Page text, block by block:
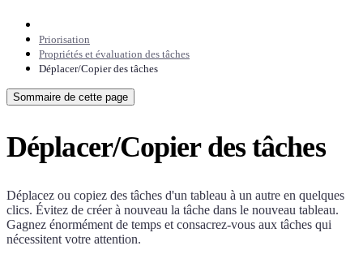
Priorisation
Propriétés et évaluation des tâches
Déplacer/Copier des tâches
Sommaire de cette page
Déplacer/Copier des tâches
Déplacez ou copiez des tâches d'un tableau à un autre en quelques
clics. Évitez de créer à nouveau la tâche dans le nouveau tableau.
Gagnez énormément de temps et consacrez-vous aux tâches qui
nécessitent votre attention.